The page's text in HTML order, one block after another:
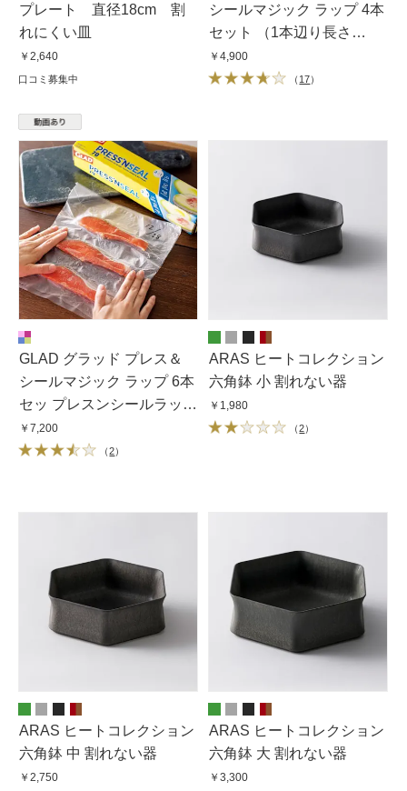
プレート 直径18cm 割
れにくい皿
￥2,640
口コミ募集中
シールマジック ラップ 4本
セット （1本辺り長さ
21.6m）
￥4,900
（17）
GLAD グラッド プレス＆
シールマジック ラップ 6本
セッ プレスンシールラップ
（1本辺り長さ21.6m）
￥7,200
（2）
ARAS ヒートコレクション
六角鉢 小 割れない器
￥1,980
（2）
ARAS ヒートコレクション
六角鉢 中 割れない器
￥2,750
ARAS ヒートコレクション
六角鉢 大 割れない器
￥3,300